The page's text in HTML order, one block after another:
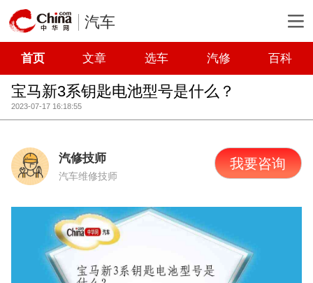
汽车
首页 文章 选车 汽修 百科
宝马新3系钥匙电池型号是什么？
2023-07-17 16:18:55
汽修技师
汽车维修技师
我要咨询